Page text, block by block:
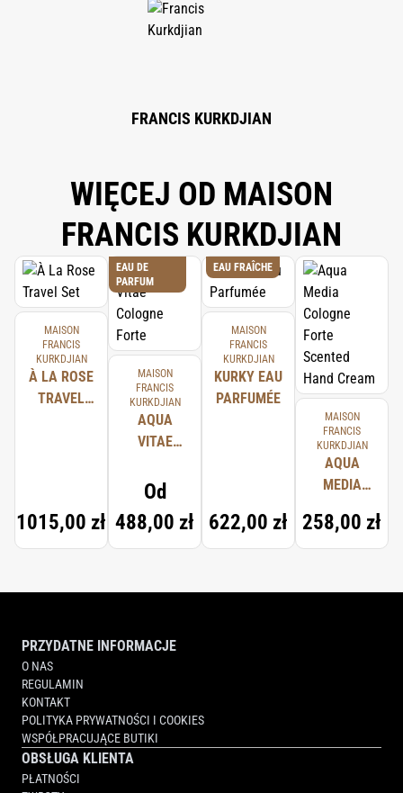
FRANCIS KURKDJIAN
WIĘCEJ OD MAISON
FRANCIS KURKDJIAN
MAISON
FRANCIS
KURKDJIAN
À LA ROSE
TRAVEL
1015,00 zł
EAU DE
PARFUM
MAISON
FRANCIS
KURKDJIAN
AQUA
VITAE
FORTE
Od
488,00 zł
EAU FRAÎCHE
MAISON
FRANCIS
KURKDJIAN
KURKY EAU
PARFUMÉE
622,00 zł
MAISON
FRANCIS
KURKDJIAN
AQUA
MEDIA
FORTE
SCENTED
CREAM
258,00 zł
PRZYDATNE INFORMACJE
O NAS
REGULAMIN
KONTAKT
POLITYKA PRYWATNOŚCI I COOKIES
WSPÓŁPRACUJĄCE BUTIKI
OBSŁUGA KLIENTA
PŁATNOŚCI